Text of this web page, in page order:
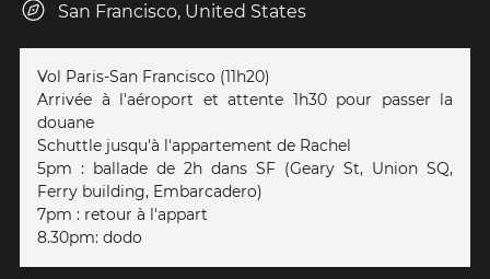
San Francisco, United States
Vol Paris-San Francisco (11h20)
Arrivée à l'aéroport et attente 1h30 pour passer la
douane
Schuttle jusqu'à l'appartement de Rachel
5pm : ballade de 2h dans SF (Geary St, Union SQ,
Ferry building, Embarcadero)
7pm : retour à l'appart
8.30pm: dodo